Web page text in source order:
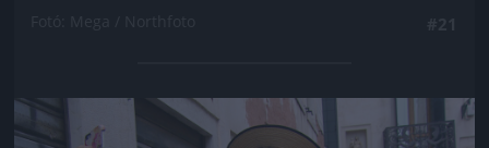
Jön még kép!